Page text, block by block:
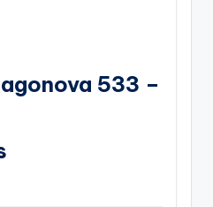
533 –